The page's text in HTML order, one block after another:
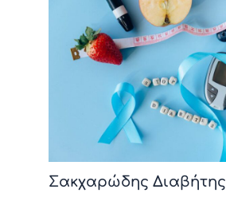
Σακχαρώδης Διαβήτης